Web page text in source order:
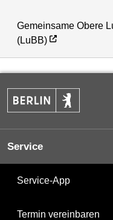
Gemeinsame Obere
(LuBB)
Service
Service-App
Termin vereinbaren